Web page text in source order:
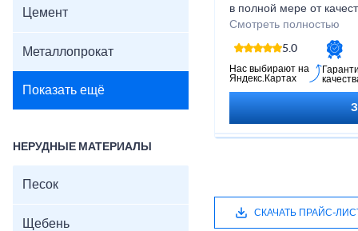
Цемент
Металлопрокат
Показать ещё
НЕРУДНЫЕ МАТЕРИАЛЫ
Песок
Щебень
в полной мере от
используются при
Смотреть полностью
5.0
Нас выбирают на
Яндекс.Картах
СКАЧАТЬ ПРАЙС-